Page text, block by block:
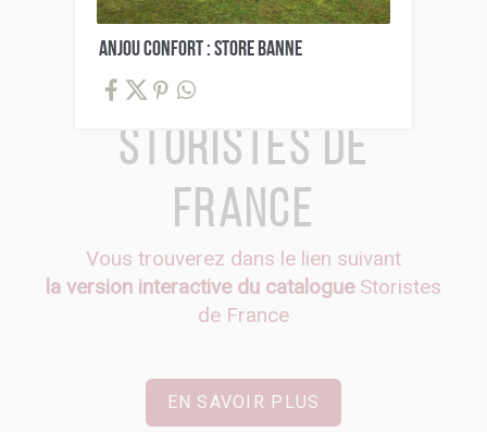
Catalogues
Storistes de
France
Vous trouverez dans le lien suivant
la version interactive du catalogueStoristes
de France
EN SAVOIR PLUS
ANJOU CONFORT : STORE BANNE